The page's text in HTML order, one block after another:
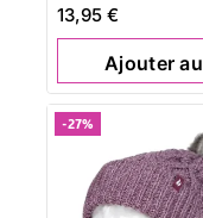
4.62
de 5
13,95 €
Ajouter au
panier
-27%